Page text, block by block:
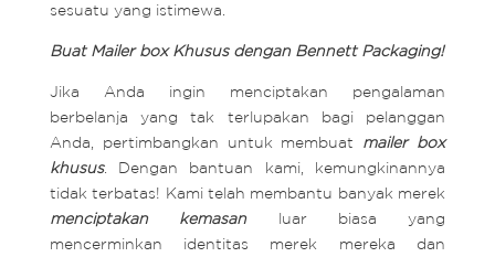
sesuatu yang istimewa.
Buat Mailer box Khusus dengan Bennett Packaging!
Jika Anda ingin menciptakan pengalaman
berbelanja yang tak terlupakan bagi pelanggan
Anda, pertimbangkan untuk membuat mailer box
khusus. Dengan bantuan kami, kemungkinannya
tidak terbatas! Kami telah membantu banyak merek
menciptakan kemasanluar biasa yang
mencerminkan identitas merek mereka dan